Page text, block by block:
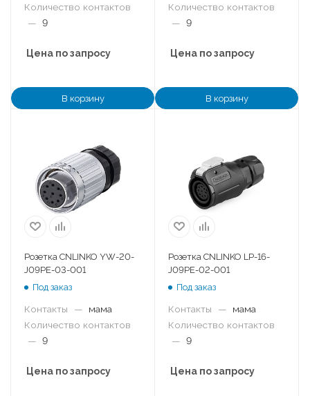
Количество контактов
— 9
Цена по запросу
В корзину
Количество контактов
— 9
Цена по запросу
В корзину
Розетка CNLINKO YW-20-
J09PE-03-001
Под заказ
Контакты —
мама
Количество контактов
— 9
Цена по запросу
Розетка CNLINKO LP-16-
J09PE-02-001
Под заказ
Контакты —
мама
Количество контактов
— 9
Цена по запросу